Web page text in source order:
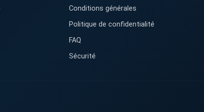
Conditions générales
Politique de confidentialité
FAQ
Sécurité